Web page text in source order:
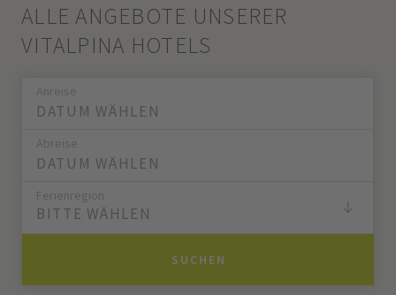
ALLE ANGEBOTE UNSERER
VITALPINA HOTELS
Anreise
Abreise
Ferienregion
BITTE WÄHLEN
SUCHEN